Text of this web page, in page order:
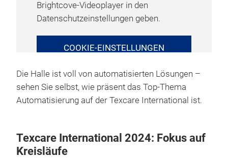
Brightcove-Videoplayer in den
Datenschutzeinstellungen geben.
COOKIE-EINSTELLUNGEN
Die Halle ist voll von automatisierten Lösungen –
sehen Sie selbst, wie präsent das Top-Thema
Automatisierung auf der Texcare International ist.
Texcare International 2024: Fokus auf
Kreisläufe